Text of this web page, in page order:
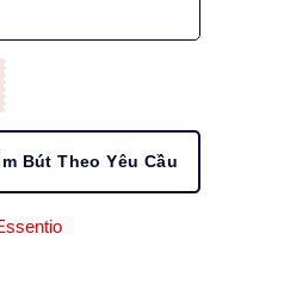
Bút Theo Yêu Cầu